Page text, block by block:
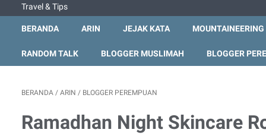
Travel & Tips
BERANDA ARIN JEJAK KATA MOUNTAINEERING
RANDOM TALK BLOGGER MUSLIMAH BLOGGER
BERANDA / ARIN / BLOGGER PEREMPUAN
Ramadhan Night Skincare